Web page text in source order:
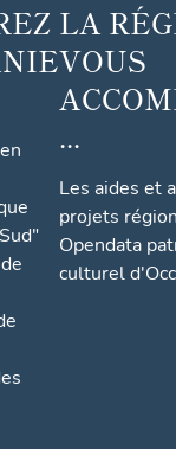
LA
VOUS
...
Les aides et
projets
Opendata
culturel